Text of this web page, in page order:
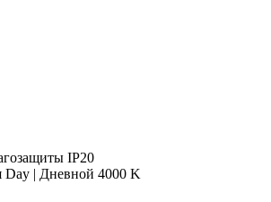
IP20
Day | Дневной 4000 K